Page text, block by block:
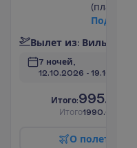
(платно)
Под
Вылет из: Виль
7 ночей,
12.10.2026 - 19.10.2026
И того:995.00
Итого1990.00
О полет